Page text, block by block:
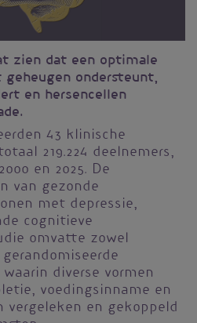
zien dat een optimale
ondersteunt,
en hersencellen
43 klinische
219.224 deelnemers,
en 2025. De
van gezonde
met depressie,
cognitieve
omvatte zowel
diverse vormen
voedingsinname en
vergeleken en gekoppeld